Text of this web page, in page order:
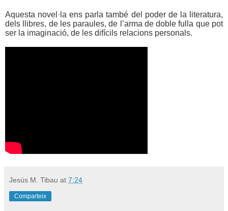
Aquesta novel·la ens parla també del poder de la literatura,
dels llibres, de les paraules, de l’arma de doble fulla que pot
ser la imaginació, de les difícils relacions personals.
Jesús M. Tibau at 7:24
Comparteix